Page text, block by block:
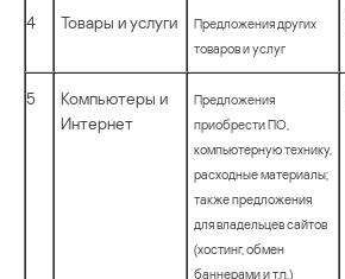
4 Товары и услуги
Предложения других
товаров и услуг
5
Компьютеры и
Интернет
Предложения
приобрести ПО,
компьютерную технику,
расходные материалы;
также предложения
для владельцев сайтов
(хостинг, обмен
баннерами и т.п.)